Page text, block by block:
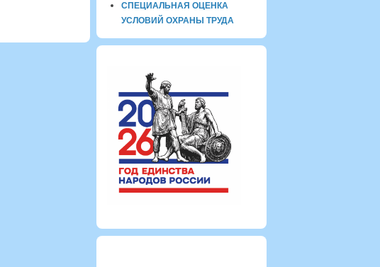
СПЕЦИАЛЬНАЯ ОЦЕНКА
УСЛОВИЙ ОХРАНЫ ТРУДА